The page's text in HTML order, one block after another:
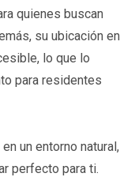
quienes buscan
su ubicación en
lo que lo
para residentes
un entorno natural,
perfecto para ti.